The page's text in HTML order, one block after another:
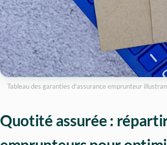
Tableau des garanties d'assurance emprunteur
Quotité assurée :